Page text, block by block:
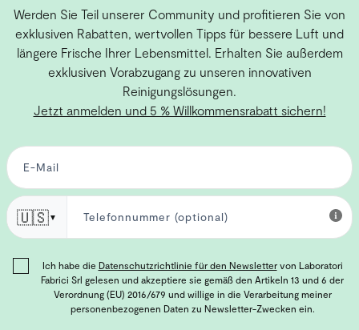
Werden Sie Teil unserer Community und profitieren Sie von
exklusiven Rabatten, wertvollen Tipps für bessere Luft und
längere Frische Ihrer Lebensmittel. Erhalten Sie außerdem
exklusiven Vorabzugang zu unseren innovativen
Reinigungslösungen.
Jetzt anmelden und 5 % Willkommensrabatt sichern!
🇺🇸▼
Ich habe die Datenschutzrichtlinie für den Newslettervon Laboratori
Fabrici Srl gelesen und akzeptiere sie gemäß den Artikeln 13 und 6 der
Verordnung (EU) 2016/679 und willige in die Verarbeitung meiner
personenbezogenen Daten zu Newsletter-Zwecken ein.